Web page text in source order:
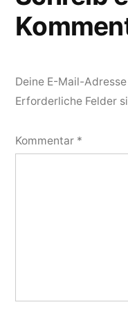
Deine E-Mail-
Erforderliche Felder
Kommentar *